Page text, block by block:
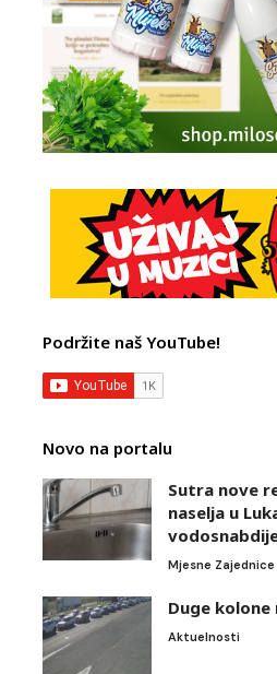
Podržite naš YouTube!
Novo na portalu
Sutra nove
naselja u
Mjesne Zajednice
Duge kolone
Aktuelnosti